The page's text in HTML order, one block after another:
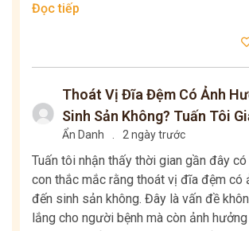
Đọc tiếp
Thoát Vị Đĩa Đệm Có Ảnh
Sinh Sản Không? Tuấn Tôi
Ẩn Danh 2 ngày trước
Tuấn tôi nhận thấy thời gian gần đây có
con thắc mắc rằng thoát vị đĩa đệm có
đến sinh sản không. Đây là vấn đề
lắng cho người bệnh mà còn ảnh